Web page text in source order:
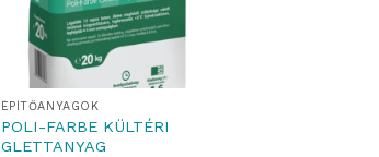
ÉPÍTŐANYAGOK
POLI-FARBE KÜLTÉRI
GLETTANYAG